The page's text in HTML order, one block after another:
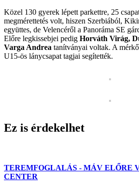
Közel 130 gyerek lépett parkettre, 25
megmérettetés volt, hiszen Szerbiából,
együttes, de Velencéről a Panoráma SE
Előre legkissebjei pedig Horváth Virág,
Varga Andrea tanítványai voltak. A
U15-ös lánycsapat tagjai segítették.
Ez is érdekelhet
TEREMFOGLALÁS - MÁV ELŐRE
CENTER